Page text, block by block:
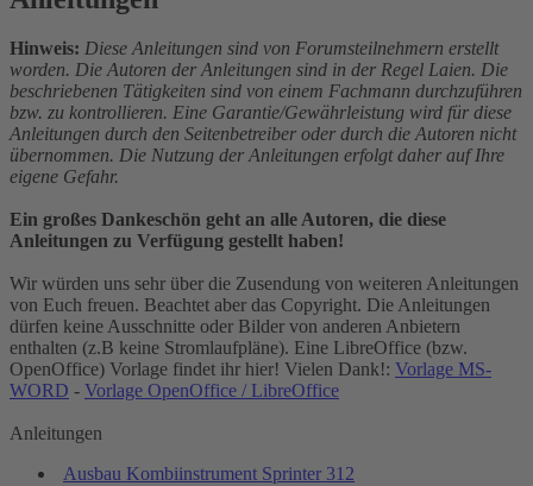
Hinweis: Diese Anleitungen sind von Forumsteilnehmern erstellt
worden. Die Autoren der Anleitungen sind in der Regel Laien. Die
beschriebenen Tätigkeiten sind von einem Fachmann durchzuführen
bzw. zu kontrollieren. Eine Garantie/Gewährleistung wird für diese
Anleitungen durch den Seitenbetreiber oder durch die Autoren nicht
übernommen. Die Nutzung der Anleitungen erfolgt daher auf Ihre
eigene Gefahr.
Ein großes Dankeschön geht an alle Autoren, die diese
Anleitungen zu Verfügung gestellt haben!
Wir würden uns sehr über die Zusendung von weiteren Anleitungen
von Euch freuen. Beachtet aber das Copyright. Die Anleitungen
dürfen keine Ausschnitte oder Bilder von anderen Anbietern
enthalten (z.B keine Stromlaufpläne). Eine LibreOffice (bzw.
OpenOffice) Vorlage findet ihr hier! Vielen Dank!: Vorlage MS-
WORD - Vorlage OpenOffice / LibreOffice
Anleitungen
Ausbau Kombiinstrument Sprinter 312